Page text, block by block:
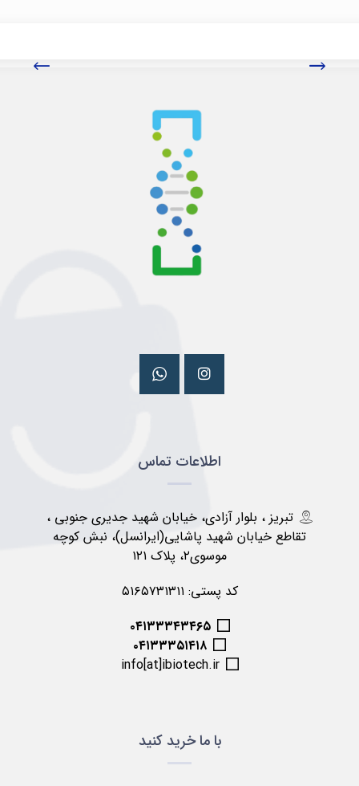
اطلاعات تماس
تبریز ، بلوار آزادی، خیابان شهید جدیری جنوبی ،
تقاطع خیابان شهید پاشایی(ایرانسل)، نبش کوچه
موسوی۲، پلاک ۱۲۱
کد پستی: ۵۱۶۵۷۳۱۳۱۱
۰۴۱۳۳۳۴۳۴۶۵
۰۴۱۳۳۳۵۱۴۱۸
info[at]ibiotech.ir
با ما خرید کنید